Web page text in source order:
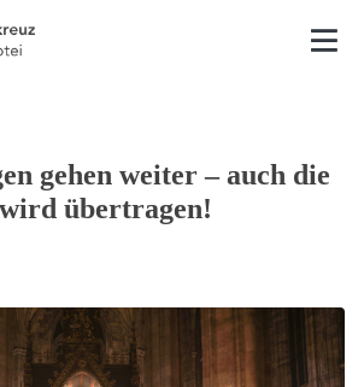
gehen weiter – auch die
übertragen!